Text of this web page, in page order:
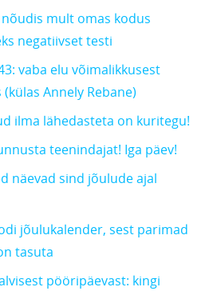
mult omas kodus
negatiivset testi
vaba elu võimalikkusest
Annely Rebane)
ilma lähedasteta on kuritegu!
teenindajat! Iga päev!
näevad sind jõulude ajal
jõulukalender, sest parimad
tasuta
pööripäevast: kingi